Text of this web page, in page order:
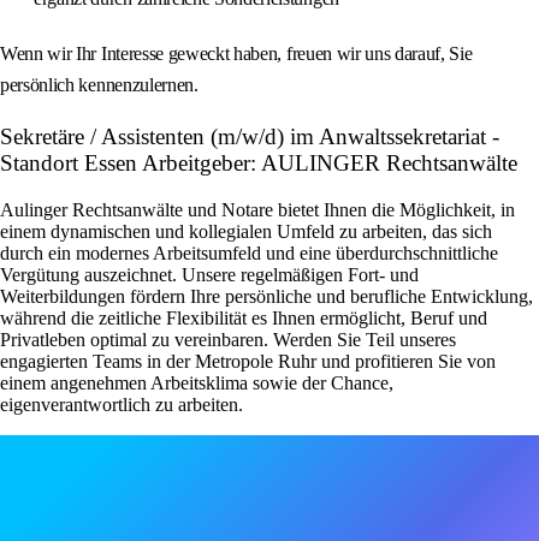
Wenn wir Ihr Interesse geweckt haben, freuen wir uns darauf, Sie
persönlich kennenzulernen.
Sekretäre / Assistenten (m/w/d) im Anwaltssekretariat -
Standort Essen Arbeitgeber: AULINGER Rechtsanwälte
Aulinger Rechtsanwälte und Notare bietet Ihnen die Möglichkeit, in
einem dynamischen und kollegialen Umfeld zu arbeiten, das sich
durch ein modernes Arbeitsumfeld und eine überdurchschnittliche
Vergütung auszeichnet. Unsere regelmäßigen Fort- und
Weiterbildungen fördern Ihre persönliche und berufliche Entwicklung,
während die zeitliche Flexibilität es Ihnen ermöglicht, Beruf und
Privatleben optimal zu vereinbaren. Werden Sie Teil unseres
engagierten Teams in der Metropole Ruhr und profitieren Sie von
einem angenehmen Arbeitsklima sowie der Chance,
eigenverantwortlich zu arbeiten.